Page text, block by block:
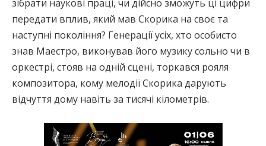
зібрати наукові праці, чи дійсно зможуть ці цифри
передати вплив, який мав Скорика на своє та
наступні покоління? Генерації усіх, хто особисто
знав Маестро, виконував його музику сольно чи в
оркестрі, стояв на одній сцені, торкався рояля
композитора, кому мелодії Скорика дарують
відчуття дому навіть за тисячі кілометрів.